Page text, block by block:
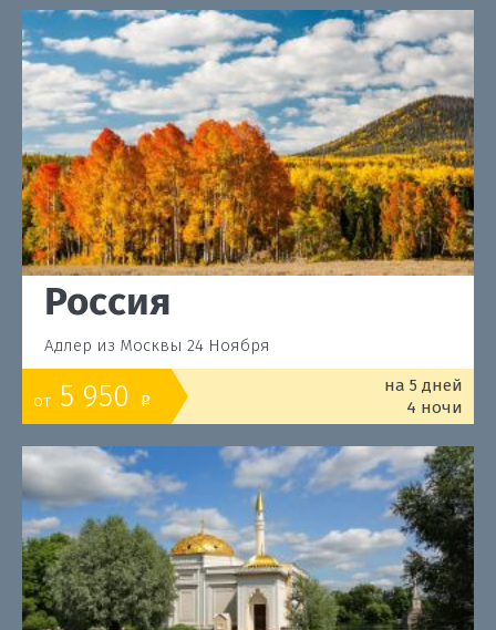
Россия
Адлер из Москвы 24 Ноября
от 5 950 o
на 5 дней
4 ночи